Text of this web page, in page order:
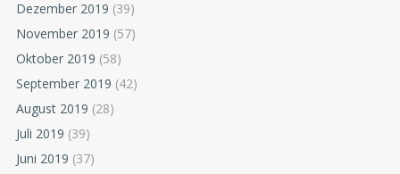
Dezember 2019 (39)
November 2019 (57)
Oktober 2019 (58)
September 2019 (42)
August 2019 (28)
Juli 2019 (39)
Juni 2019 (37)